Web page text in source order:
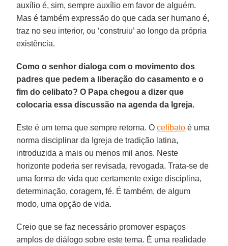
auxílio é, sim, sempre auxílio em favor de alguém.
Mas é também expressão do que cada ser humano é,
traz no seu interior, ou ‘construiu’ ao longo da própria
existência.
Como o senhor dialoga com o movimento dos
padres que pedem a liberação do casamento e o
fim do celibato? O Papa chegou a dizer que
colocaria essa discussão na agenda da Igreja.
Este é um tema que sempre retorna. Ocelibato é uma
norma disciplinar da Igreja de tradição latina,
introduzida a mais ou menos mil anos. Neste
horizonte poderia ser revisada, revogada. Trata-se de
uma forma de vida que certamente exige disciplina,
determinação, coragem, fé. É também, de algum
modo, uma opção de vida.
Creio que se faz necessário promover espaços
amplos de diálogo sobre este tema. É uma realidade